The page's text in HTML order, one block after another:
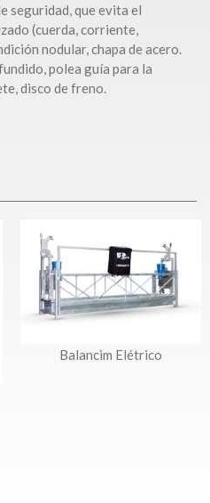
seguridad, que evita el
(cuerda, corriente,
nodular, chapa de acero.
polea guía para la
disco de freno.
Balancim Elétrico